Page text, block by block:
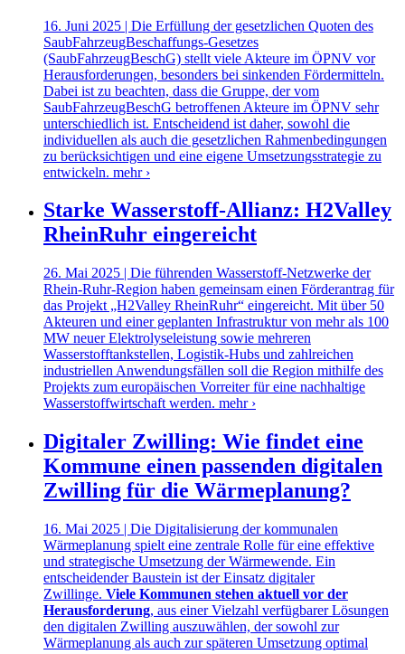
16. Juni 2025 | Die Erfüllung der gesetzlichen Quoten des
SaubFahrzeugBeschaffungs-Gesetzes
(SaubFahrzeugBeschG) stellt viele Akteure im ÖPNV vor
Herausforderungen, besonders bei sinkenden Fördermitteln.
Dabei ist zu beachten, dass die Gruppe, der vom
SaubFahrzeugBeschG betroffenen Akteure im ÖPNV sehr
unterschiedlich ist. Entscheidend ist daher, sowohl die
individuellen als auch die gesetzlichen Rahmenbedingungen
zu berücksichtigen und eine eigene Umsetzungsstrategie zu
entwickeln. mehr ›
Starke Wasserstoff-Allianz: H2Valley
RheinRuhr eingereicht
26. Mai 2025 | Die führenden Wasserstoff-Netzwerke der
Rhein-Ruhr-Region haben gemeinsam einen Förderantrag für
das Projekt „H2Valley RheinRuhr“ eingereicht. Mit über 50
Akteuren und einer geplanten Infrastruktur von mehr als 100
MW neuer Elektrolyseleistung sowie mehreren
Wasserstofftankstellen, Logistik-Hubs und zahlreichen
industriellen Anwendungsfällen soll die Region mithilfe des
Projekts zum europäischen Vorreiter für eine nachhaltige
Wasserstoffwirtschaft werden. mehr ›
Digitaler Zwilling: Wie findet eine
Kommune einen passenden digitalen
Zwilling für die Wärmeplanung?
16. Mai 2025 | Die Digitalisierung der kommunalen
Wärmeplanung spielt eine zentrale Rolle für eine effektive
und strategische Umsetzung der Wärmewende. Ein
entscheidender Baustein ist der Einsatz digitaler
Zwillinge. Viele Kommunen stehen aktuell vor der
Herausforderung, aus einer Vielzahl verfügbarer Lösungen
den digitalen Zwilling auszuwählen, der sowohl zur
Wärmeplanung als auch zur späteren Umsetzung optimal